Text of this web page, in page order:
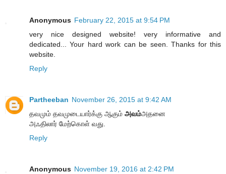
Anonymous February 22, 2015 at 9:54 PM
very nice designed website! very informative and
dedicated... Your hard work can be seen. Thanks for this
website.
Reply
Partheeban November 26, 2015 at 9:42 AM
தவமும் தவமுடையார்க்கு ஆகும் அவம்அதனை
அஃதிலார் மேற்கொள் வது.
Reply
Anonymous November 19, 2016 at 2:42 PM